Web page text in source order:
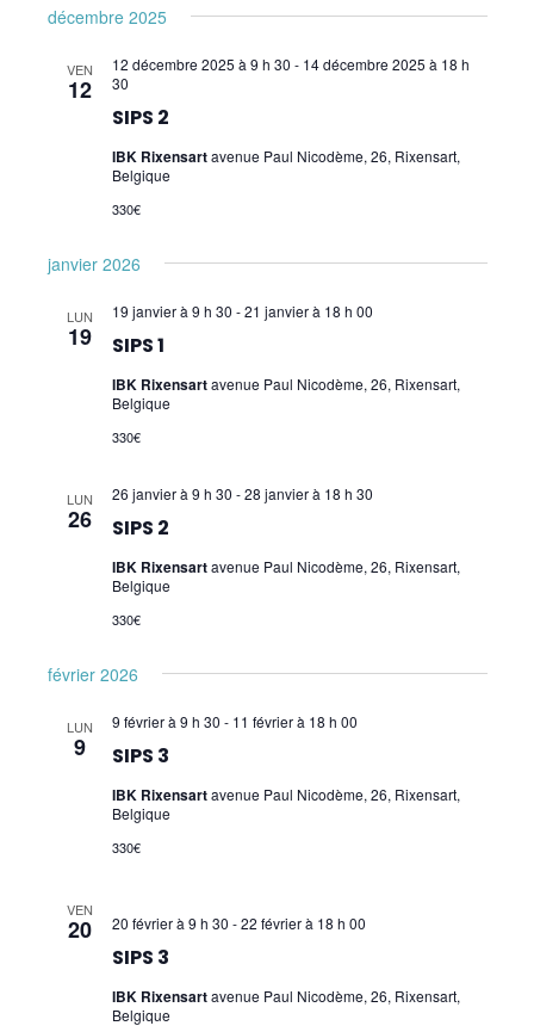
Réflexes archaïques (IMP)
Psychogénéalogie Comportementale et
Kinésiologie
Brain Gym/Edu K
Psychogénéalogie
Analyse Transactionnelle (AT)
Autres Formations
décembre 2025
VEN
12
SIPS 2
12 décembre 2025 à 9 h 30 - 14 décembre 2025 à 18 h
30
IBK Rixensartavenue Paul Nicodème, 26, Rixensart,
Belgique
330€
janvier 2026
LUN
19 SIPS 1
19 janvier à 9 h 30 -21 janvier à 18 h 00
IBK Rixensartavenue Paul Nicodème, 26, Rixensart,
Belgique
330€
LUN
26 SIPS 2
26 janvier à 9 h 30 -28 janvier à 18 h 30
IBK Rixensartavenue Paul Nicodème, 26, Rixensart,
Belgique
330€
février 2026
LUN
9 SIPS 3
9 février à 9 h 30 - 11 février à 18 h 00
IBK Rixensartavenue Paul Nicodème, 26, Rixensart,
Belgique
330€
VEN
20
SIPS 3
20 février à 9 h 30 -22 février à 18 h 00
IBK Rixensartavenue Paul Nicodème, 26, Rixensart,
Belgique